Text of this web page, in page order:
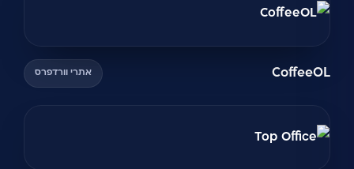
CoffeeOL אתרי וורדפרס